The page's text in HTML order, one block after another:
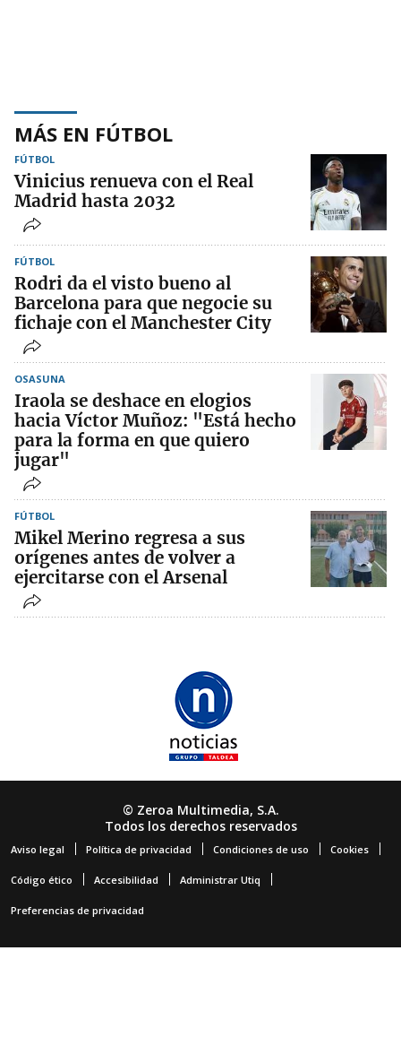
MÁS EN FÚTBOL
FÚTBOL
Vinicius renueva con el Real
Madrid hasta 2032
FÚTBOL
Rodri da el visto bueno al
Barcelona para que negocie su
fichaje con el Manchester City
OSASUNA
Iraola se deshace en elogios
hacia Víctor Muñoz: "Está hecho
para la forma en que quiero
jugar"
FÚTBOL
Mikel Merino regresa a sus
orígenes antes de volver a
ejercitarse con el Arsenal
© Zeroa Multimedia, S.A.
Todos los derechos reservados
Aviso legal Política de privacidad Condiciones de uso Cookies
Código ético Accesibilidad Administrar Utiq
Preferencias de privacidad